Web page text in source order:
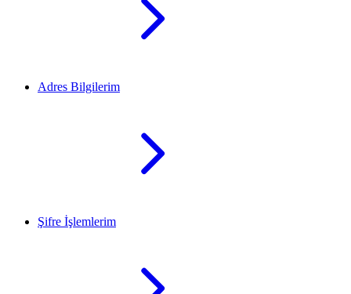
Adres Bilgilerim
Şifre İşlemlerim